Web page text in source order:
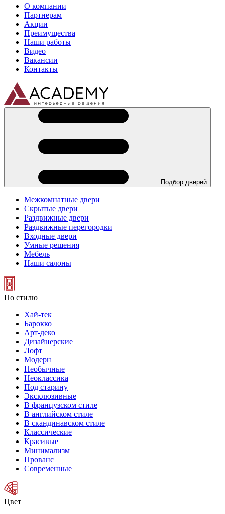
О компании
Партнерам
Акции
Преимущества
Наши работы
Видео
Вакансии
Контакты
Подбор дверей
Межкомнатные двери
Скрытые двери
Раздвижные двери
Раздвижные перегородки
Входные двери
Умные решения
Мебель
Наши салоны
По стилю
Хай-тек
Барокко
Арт-деко
Дизайнерские
Лофт
Модерн
Необычные
Неоклассика
Под старину
Эксклюзивные
В французском стиле
В английском стиле
В скандинавском стиле
Классические
Красивые
Минимализм
Прованс
Современные
Цвет